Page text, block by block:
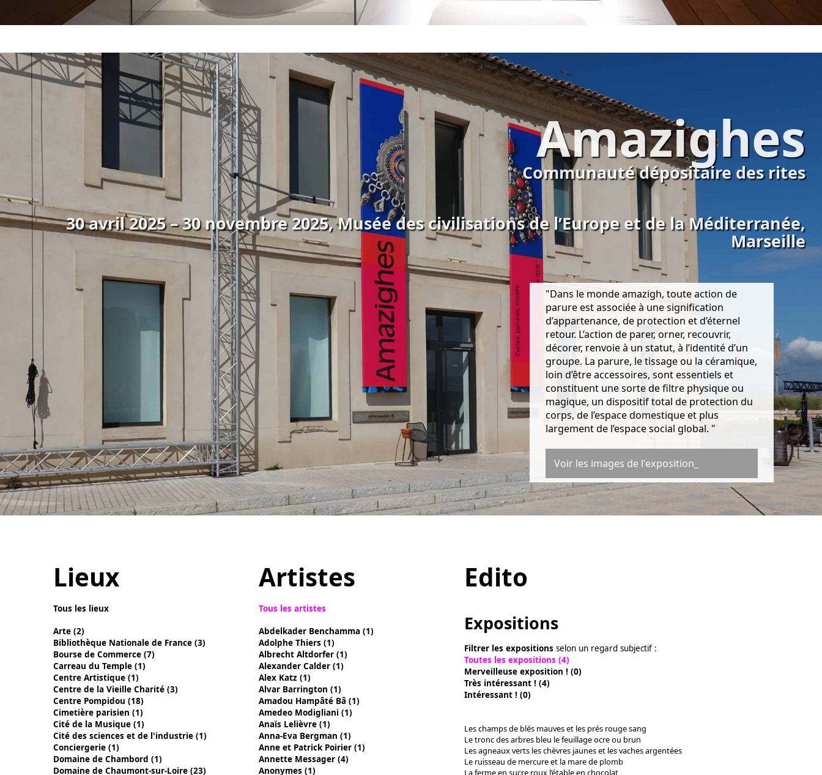
Amazighes
Communauté dépositaire des rites
30 avril 2025 – 30 novembre 2025, Musée des civilisations de l’Europe et de la Méditerranée,
Marseille
"Dans le monde amazigh, toute action de
parure est associée à une signification
d’appartenance, de protection et d’éternel
retour. L’action de parer, orner, recouvrir,
décorer, renvoie à un statut, à l’identité d’un
groupe. La parure, le tissage ou la céramique,
loin d’être accessoires, sont essentiels et
constituent une sorte de filtre physique ou
magique, un dispositif total de protection du
corps, de l’espace domestique et plus
largement de l’espace social global. "
Voir les images de l'exposition_
Lieux
Tous les lieux
Arte (2)
Bibliothèque Nationale de France (3)
Bourse de Commerce (7)
Carreau du Temple (1)
Centre Artistique (1)
Centre de la Vieille Charité (3)
Centre Pompidou (18)
Cimetière parisien (1)
Cité de la Musique (1)
Cité des sciences et de l'industrie (1)
Conciergerie (1)
Domaine de Chambord (1)
Domaine de Chaumont-sur-Loire (23)
Artistes
Tous les artistes
Abdelkader Benchamma (1)
Adolphe Thiers (1)
Albrecht Altdorfer (1)
Alexander Calder (1)
Alex Katz (1)
Alvar Barrington (1)
Amadou Hampâté Bâ (1)
Amedeo Modigliani (1)
Anaïs Lelièvre (1)
Anna-Eva Bergman (1)
Anne et Patrick Poirier (1)
Annette Messager (4)
Anonymes (1)
Edito
Expositions
Filtrer les expositions selon un regard subjectif :
Toutes les expositions (4)
Merveilleuse exposition ! (0)
Très intéressant ! (4)
Intéressant ! (0)
Les champs de blés mauves et les prés rouge sang
Le tronc des arbres bleu le feuillage ocre ou brun
Les agneaux verts les chèvres jaunes et les vaches argentées
Le ruisseau de mercure et la mare de plomb
La ferme en sucre roux l’étable en chocolat